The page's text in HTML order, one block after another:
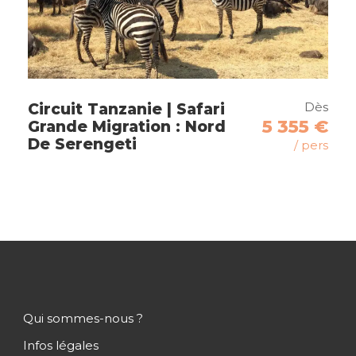
Capacité d’accueil : 2 adultes + 1 enfant
CHAMBRE SUPÉRIEURE
* 56 chambres Supérieures de 28 m² situées au
premier étage avec un balcon privatif orienté
vers l’océan.
Capacité d’accueil : 2 adultes + 1 enfant
CHAMBRE FAMILLE
JUNIOR SUITE
plage, équipées d’une chambre spacieuse et
Circuit Tanzanie | Safari
Grande Migration : Nord
De Serengeti
Dès
5 355 €
/ pers
Qui sommes-nous ?
Infos légales